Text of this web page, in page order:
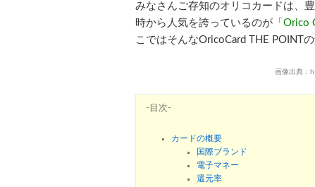
みなさんご存知のオリコカードは、
時から人気を誇っているのが「 Orico
こではそんなOricoCard THE POINT
画像出典：
-目次-
カードの概要
国際ブランド
電子マネー
還元率